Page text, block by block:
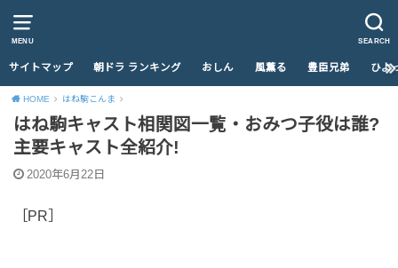
MENU SEARCH
サイトマップ 朝ドラ ランキング おしん 風薫る 豊臣兄弟 ひよ
HOME はね駒こんま
はね駒キャスト相関図一覧・おみつ子役は誰?
主要キャスト全紹介!
2020年6月22日
［PR］